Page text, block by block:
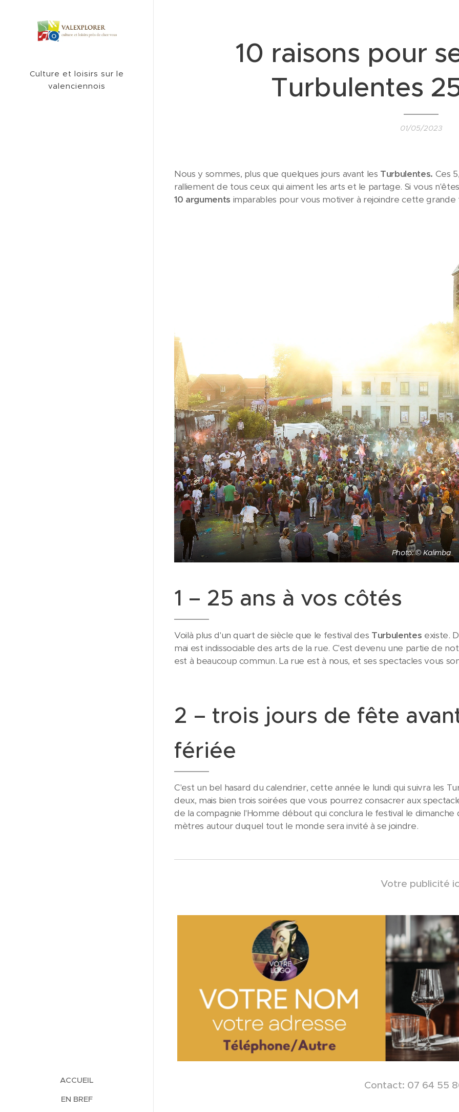
Culture et loisirs sur le
valenciennois
ACCUEIL
EN BREF
10 raisons pour
Turbulentes
01/05/2023
Nous y sommes, plus que quelques jours avant les Turbulentes. Ces
ralliement de tous ceux qui aiment les arts et le partage. Si vous
10 arguments imparables pour vous motiver à rejoindre cette
Photo: © Kalimba
1 – 25 ans à vos côtés
Voilà plus d'un quart de siècle que le festival des Turbulentes existe.
mai est indissociable des arts de la rue. C'est devenu une partie de
est à beaucoup commun. La rue est à nous, et ses spectacles vous
2 – trois jours de fête
fériée
C'est un bel hasard du calendrier, cette année le lundi qui suivra les
deux, mais bien trois soirées que vous pourrez consacrer aux
de la compagnie l'Homme débout qui conclura le festival le dimanche
mètres autour duquel tout le monde sera invité à se joindre.
Votre publicité
Contact: 07 64 55